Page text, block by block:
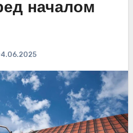
началом